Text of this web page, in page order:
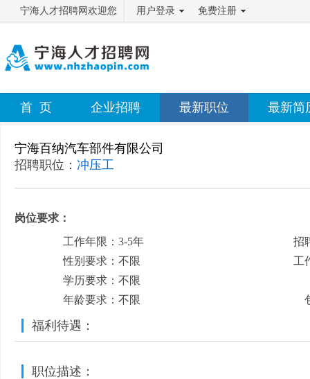
宁海人才招聘网欢迎您 用户登录 免费注册
首 页 企业招聘 最新职位 最新简
宁海百纳汽车部件有限公司
招聘职位： 冲压工
岗位要求：
工作年限：3-5年
性别要求：不限
学历要求：不限
年龄要求：不限
招
工
福利待遇：
职位描述：